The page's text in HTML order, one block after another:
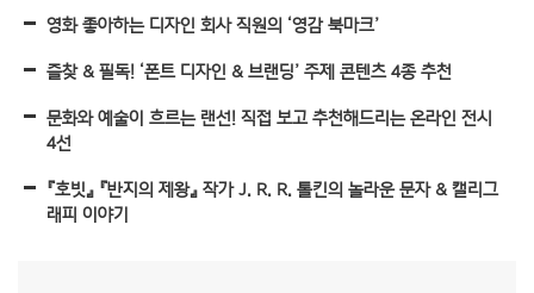
영화 좋아하는 디자인 회사 직원의 ‘영감 북마크’
즐찾 & 필독! ‘폰트 디자인 & 브랜딩’ 주제 콘텐츠 4종 추천
문화와 예술이 흐르는 랜선! 직접 보고 추천해드리는 온라인 전시
4선
『호빗』 『반지의 제왕』 작가 J. R. R. 톨킨의 놀라운 문자 & 캘리그
래피 이야기